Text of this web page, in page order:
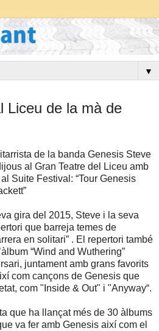
▼
Liceu de la mà de
de la banda Genesis Steve
al Gran Teatre del Liceu amb
Suite Festival: “Tour Genesis
gira del 2015, Steve i la seva
que barreja temes de
en solitari” . El repertori també
“Wind and Wuthering”
juntament amb grans favorits
com cançons de Genesis que
com "Inside & Out" i "Anyway“.
que ha llançat més de 30 àlbums
va fer amb Genesis així com el